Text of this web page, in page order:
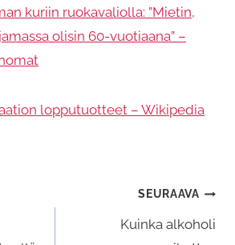
kuriin ruokavaliolla: ”Mietin,
olisin 60-vuotiaana” –
lopputuotteet – Wikipedia
SEURAAVA
Kuinka alkoholi